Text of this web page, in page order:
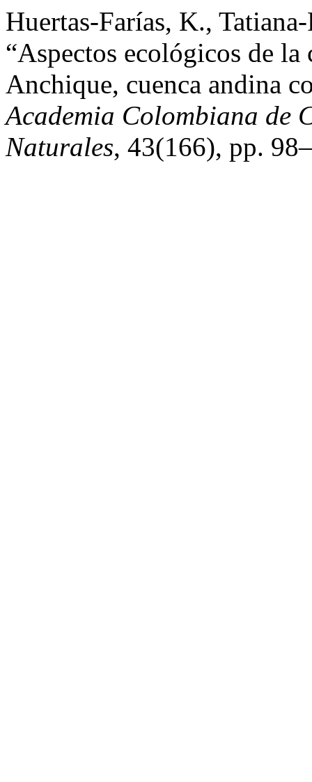
Huertas-Farías, K.,
“Aspectos ecológicos de
Anchique, cuenca andina
Academia Colombiana de
Naturales, 43(166), pp.